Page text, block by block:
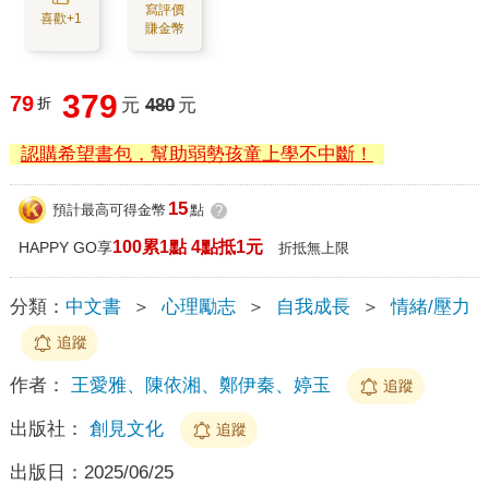
喜歡+1
寫評價
賺金幣
79 折 379 元 480 元
認購希望書包，幫助弱勢孩童上學不中斷！
預計最高可得金幣 15點 ?
HAPPY GO享100累1點 4點抵1元 折抵無上限
分類： 中文書 ＞ 心理勵志 ＞ 自我成長 ＞ 情緒/壓力
追蹤
作者： 王愛雅、陳依湘、鄭伊秦、婷玉 追蹤
出版社： 創見文化 追蹤
出版日： 2025/06/25